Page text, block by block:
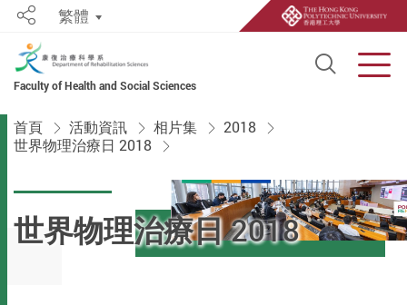
Faculty of Health and Social Sciences
Open
Share繁體
Start main content
首頁 活動資訊 相片集
2018
世界物理治療日 2018
世界物理治療日 2018